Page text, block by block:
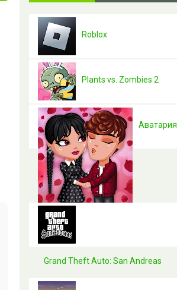
Roblox
Plants vs. Zombies 2
Аватария
Grand Theft Auto: San Andreas